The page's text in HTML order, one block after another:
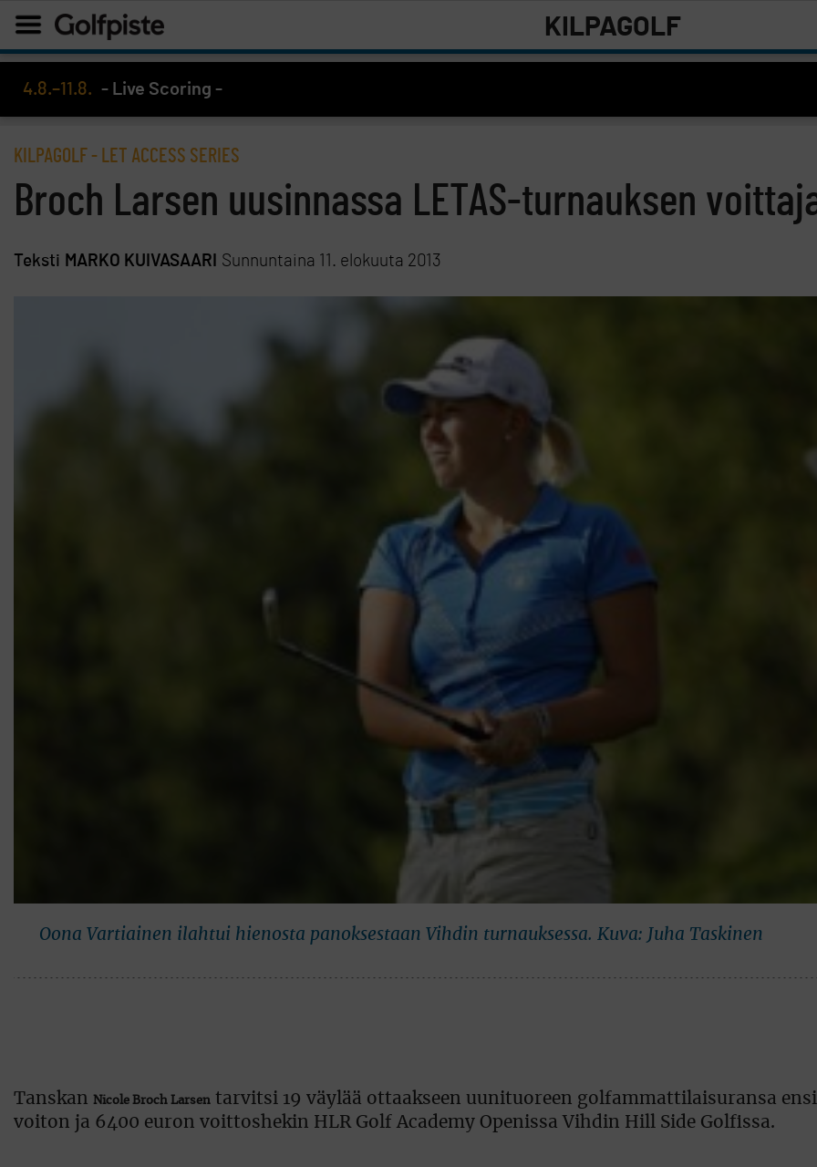
KILPAGOLF
4.8.–11.8. - Live Scoring -
KILPAGOLF - LET ACCESS SERIES
Broch Larsen uusinnassa LETAS-turnauksen
Teksti MARKO KUIVASAARI Sunnuntaina 11. elokuuta 2013
Oona Vartiainen ilahtui hienosta panoksestaan Vihdin turnauksessa. Kuva: Juha Taskinen
Tanskan Nicole Broch Larsen tarvitsi 19 väylää ottaakseen uunituoreen golfammattilaisuransa
voiton ja 6400 euron voittoshekin HLR Golf Academy Openissa Vihdin Hill Side Golfissa.